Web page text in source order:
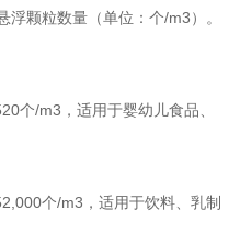
颗粒数量（单位：个/m3）。
/m3，适用于婴幼儿食品、
个/m3，适用于饮料、乳制